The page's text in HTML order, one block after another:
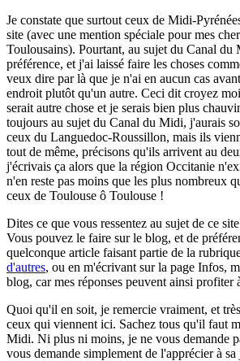
Je constate que surtout ceux de Midi-
site (avec une mention spéciale pour mes
Toulousains). Pourtant, au sujet du Canal du
préférence, et j'ai laissé faire les choses
veux dire par là que je n'ai en aucun cas
endroit plutôt qu'un autre. Ceci dit croyez
serait autre chose et je serais bien plus
toujours au sujet du Canal du Midi, j'aurais
ceux du Languedoc-Roussillon, mais ils
tout de même, précisons qu'ils arrivent au
j'écrivais ça alors que la région Occitanie
n'en reste pas moins que les plus nombreux
ceux de Toulouse ô Toulouse !
Dites ce que vous ressentez au sujet de ce
Vous pouvez le faire sur le blog, et de
quelconque article faisant partie de la
d'autres, ou en m'écrivant sur la page Infos,
blog, car mes réponses peuvent ainsi profiter
Quoi qu'il en soit, je remercie vraiment, et
ceux qui viennent ici. Sachez tous qu'il faut
Midi. Ni plus ni moins, je ne vous demande
vous demande simplement de l'apprécier à